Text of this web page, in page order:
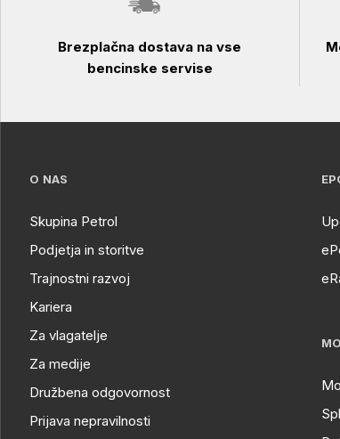
Brezplačna dostava na vse
bencinske servise
O NAS
Skupina Petrol
Podjetja in storitve
Trajnostni razvoj
Kariera
Za vlagatelje
Za medije
Družbena odgovornost
Prijava nepravilnosti